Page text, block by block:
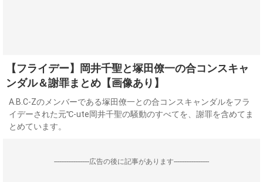
【フライデー】岡井千聖と塚田僚一の合コンスキャ
ンダル＆謝罪まとめ【画像あり】
A.B.C-Zのメンバーである塚田僚一との合コンスキャンダルをフラ
イデーされた元℃-ute岡井千聖の騒動のすべてを、謝罪を含めてま
とめています。
--------------------広告の後に記事があります--------------------